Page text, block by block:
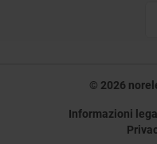
© 2026
Informazioni